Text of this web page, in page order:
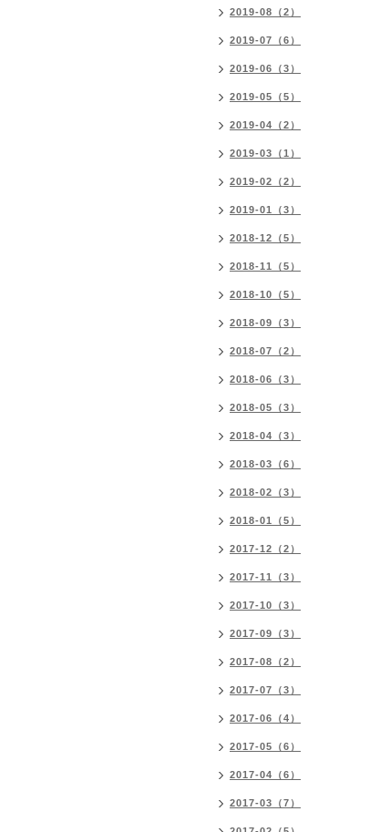
2019-08（2）
2019-07（6）
2019-06（3）
2019-05（5）
2019-04（2）
2019-03（1）
2019-02（2）
2019-01（3）
2018-12（5）
2018-11（5）
2018-10（5）
2018-09（3）
2018-07（2）
2018-06（3）
2018-05（3）
2018-04（3）
2018-03（6）
2018-02（3）
2018-01（5）
2017-12（2）
2017-11（3）
2017-10（3）
2017-09（3）
2017-08（2）
2017-07（3）
2017-06（4）
2017-05（6）
2017-04（6）
2017-03（7）